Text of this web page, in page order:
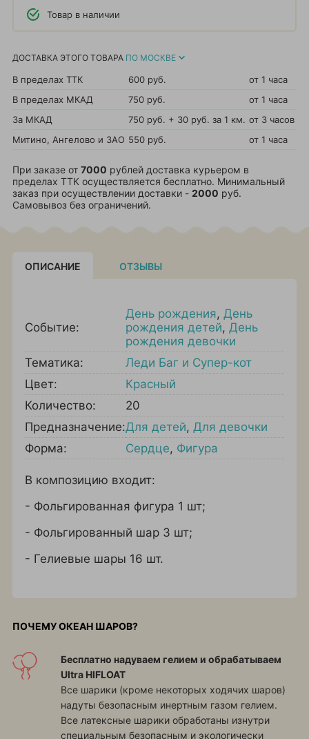
Товар в наличии
ДОСТАВКА ЭТОГО ТОВАРА ПО МОСКВЕ
В пределах ТТК 600 руб.
от 1 часа
В пределах МКАД
750 руб.
от 1 часа
За МКАД
750 руб. + 30 руб. за 1 км. от 3 часов
Митино, Ангелово и ЗАО 550 руб. от 1 часа
При заказе от 7000 рублей доставка курьером в
пределах ТТК осуществляется бесплатно. Минимальный
заказ при осуществлении доставки - 2000 руб.
Самовывоз без ограничений.
ОПИСАНИЕ ОТЗЫВЫ
Событие:
День рождения, День
рождения детей, День
рождения девочки
Тематика:
Леди Баг и Супер-кот
Цвет:
Красный
Количество:
20
Предназначение:Для детей, Для девочки
Форма:
Сердце, Фигура
В композицию входит:
- Фольгированная фигура 1 шт;
- Фольгированный шар 3 шт;
- Гелиевые шары 16 шт.
ПОЧЕМУ ОКЕАН ШАРОВ?
Бесплатно надуваем гелием и обрабатываем
Ultra HIFLOAT
Все шарики (кроме некоторых ходячих шаров)
надуты безопасным инертным газом гелием.
Все латексные шарики обработаны изнутри
специальным безопасным и экологически